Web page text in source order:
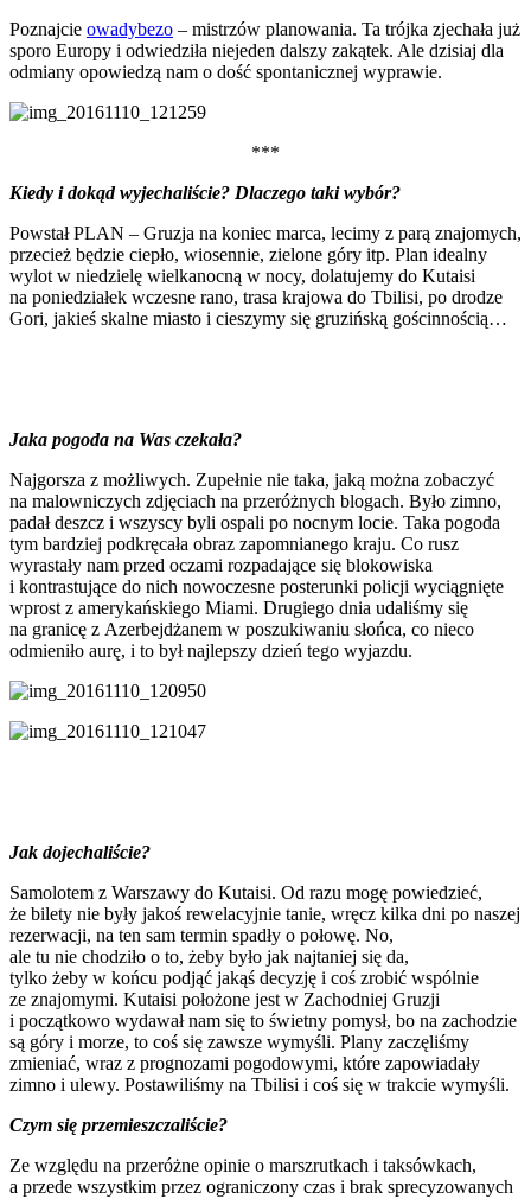
Poznajcie owadybezo – mistrzów planowania. Ta trójka zjechała już
sporo Europy i odwiedziła niejeden dalszy zakątek. Ale dzisiaj dla
odmiany opowiedzą nam o dość spontanicznej wyprawie.
***
Kiedy i dokąd wyjechaliście? Dlaczego taki wybór?
Powstał PLAN – Gruzja na koniec marca, lecimy z parą znajomych,
przecież będzie ciepło, wiosennie, zielone góry itp. Plan idealny
wylot w niedzielę wielkanocną w nocy, dolatujemy do Kutaisi
na poniedziałek wczesne rano, trasa krajowa do Tbilisi, po drodze
Gori, jakieś skalne miasto i cieszymy się gruzińską gościnnością…
Jaka pogoda na Was czekała?
Najgorsza z możliwych. Zupełnie nie taka, jaką można zobaczyć
na malowniczych zdjęciach na przeróżnych blogach. Było zimno,
padał deszcz i wszyscy byli ospali po nocnym locie. Taka pogoda
tym bardziej podkręcała obraz zapomnianego kraju. Co rusz
wyrastały nam przed oczami rozpadające się blokowiska
i kontrastujące do nich nowoczesne posterunki policji wyciągnięte
wprost z amerykańskiego Miami. Drugiego dnia udaliśmy się
na granicę z Azerbejdżanem w poszukiwaniu słońca, co nieco
odmieniło aurę, i to był najlepszy dzień tego wyjazdu.
Jak dojechaliście?
Samolotem z Warszawy do Kutaisi. Od razu mogę powiedzieć,
że bilety nie były jakoś rewelacyjnie tanie, wręcz kilka dni po naszej
rezerwacji, na ten sam termin spadły o połowę. No,
ale tu nie chodziło o to, żeby było jak najtaniej się da,
tylko żeby w końcu podjąć jakąś decyzję i coś zrobić wspólnie
ze znajomymi. Kutaisi położone jest w Zachodniej Gruzji
i początkowo wydawał nam się to świetny pomysł, bo na zachodzie
są góry i morze, to coś się zawsze wymyśli. Plany zaczęliśmy
zmieniać, wraz z prognozami pogodowymi, które zapowiadały
zimno i ulewy. Postawiliśmy na Tbilisi i coś się w trakcie wymyśli.
Czym się przemieszczaliście?
Ze względu na przeróżne opinie o marszrutkach i taksówkach,
a przede wszystkim przez ograniczony czas i brak sprecyzowanych